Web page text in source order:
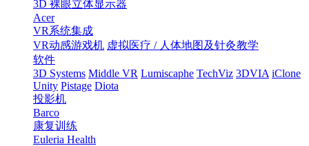
3D 裸眼立体显示器
Acer
VR系统集成
VR动感游戏机 虚拟医疗 / 人体地图及针灸教学
软件
3D Systems Middle VR Lumiscaphe TechViz 3DVIA iClone
Unity Pistage Diota
投影机
Barco
康复训练
Euleria Health